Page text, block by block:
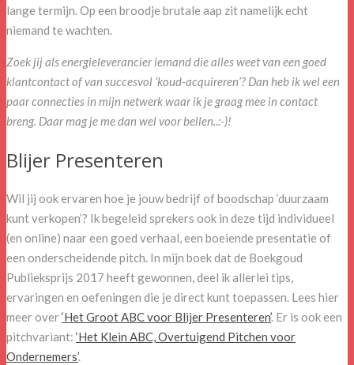
lange termijn. Op een broodje brutale aap zit namelijk echt
niemand te wachten.
Zoek jij als energieleverancier iemand die alles weet van een goed
klantcontact of van succesvol ‘koud-acquireren’? Dan heb ik wel een
paar connecties in mijn netwerk waar ik je graag mee in contact
breng. Daar mag je me dan wel voor bellen..:-)!
Blijer Presenteren
Wil jij ook ervaren hoe je jouw bedrijf of boodschap ‘duurzaam
kunt verkopen’? Ik begeleid sprekers ook in deze tijd individueel
(en online) naar een goed verhaal, een boeiende presentatie of
een onderscheidende pitch. In mijn boek dat de Boekgoud
Publieksprijs 2017 heeft gewonnen, deel ik allerlei tips,
ervaringen en oefeningen die je direct kunt toepassen. Lees hier
meer over‘Het Groot ABC voor Blijer Presenteren’. Er is ook een
pitchvariant: ‘Het Klein ABC, Overtuigend Pitchen voor
Ondernemers’.